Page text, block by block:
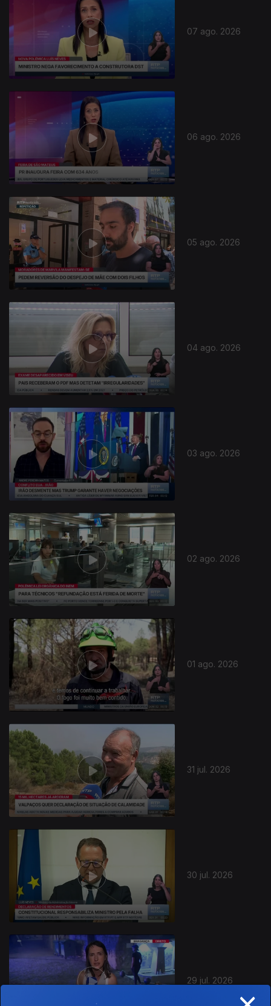
07 ago. 2026
06 ago. 2026
05 ago. 2026
04 ago. 2026
03 ago. 2026
02 ago. 2026
01 ago. 2026
31 jul. 2026
30 jul. 2026
29 jul. 2026
945790